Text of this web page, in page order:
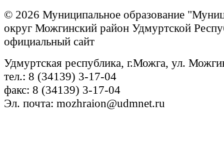
© 2026 Муниципальное образование
округ Можгинский район Удмуртской
официальный сайт
Удмуртская республика, г.Можга, ул.
тел.: 8 (34139) 3-17-04
факс: 8 (34139) 3-17-04
Эл. почта: mozhraion@udmnet.ru